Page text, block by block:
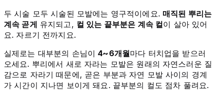
두 시술 모두 시술된 모발에는 영구적이에요. 매직된 뿌리는
계속 곧게 유지되고, 컬 있는 끝부분은 계속 컬이 살아 있어
요. 자르기 전까지요.
실제로는 대부분의 손님이4~6개월마다 터치업을 받으러
오세요. 뿌리에서 새로 자라는 모발은 원래의 자연스러운 질
감으로 자라기 때문에, 곧은 부분과 자연 모발 사이의 경계
가 시간이 지나면 보이게 돼요. 끝부분의 컬도 점차 풀려요.